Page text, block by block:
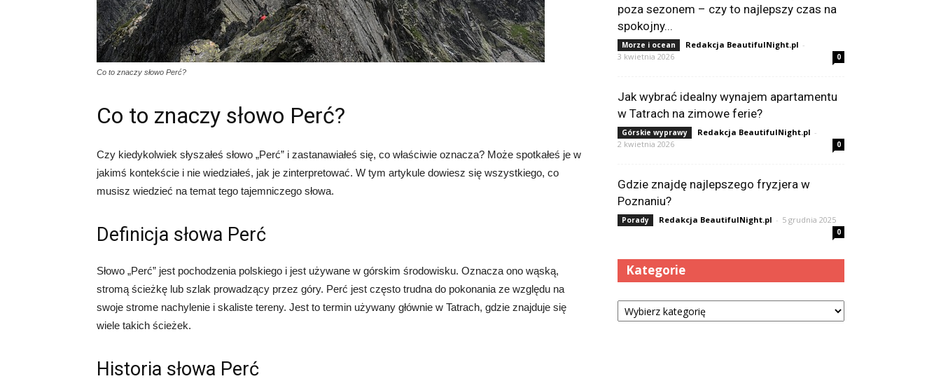
Co to znaczy słowo Perć?
Co to znaczy słowo Perć?
Czy kiedykolwiek słyszałeś słowo „Perć” i zastanawiałeś się, co właściwie oznacza? Może spotkałeś je w
jakimś kontekście i nie wiedziałeś, jak je zinterpretować. W tym artykule dowiesz się wszystkiego, co
musisz wiedzieć na temat tego tajemniczego słowa.
Definicja słowa Perć
Słowo „Perć” jest pochodzenia polskiego i jest używane w górskim środowisku. Oznacza ono wąską,
stromą ścieżkę lub szlak prowadzący przez góry. Perć jest często trudna do pokonania ze względu na
swoje strome nachylenie i skaliste tereny. Jest to termin używany głównie w Tatrach, gdzie znajduje się
wiele takich ścieżek.
Historia słowa Perć
poza sezonem – czy to najlepszy czas na
spokojny...
Morze i ocean Redakcja BeautifulNight.pl -
3 kwietnia 2026
0
Jak wybrać idealny wynajem apartamentu
w Tatrach na zimowe ferie?
Górskie wyprawy Redakcja BeautifulNight.pl -
2 kwietnia 2026
0
Gdzie znajdę najlepszego fryzjera w
Poznaniu?
Porady Redakcja BeautifulNight.pl - 5 grudnia 2025
0
Kategorie
Kategorie